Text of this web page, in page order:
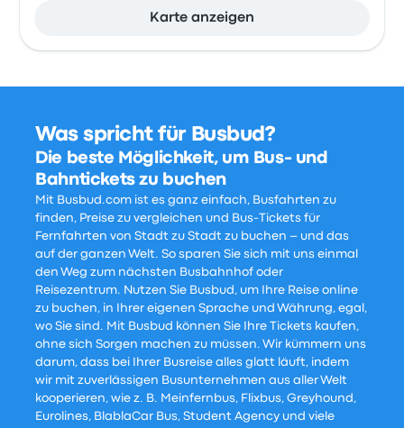
Karte anzeigen
Was spricht für Busbud?
Die beste Möglichkeit, um Bus- und
Bahntickets zu buchen
Mit Busbud.com ist es ganz einfach, Busfahrten zu
finden, Preise zu vergleichen und Bus-Tickets für
Fernfahrten von Stadt zu Stadt zu buchen – und das
auf der ganzen Welt. So sparen Sie sich mit uns einmal
den Weg zum nächsten Busbahnhof oder
Reisezentrum. Nutzen Sie Busbud, um Ihre Reise online
zu buchen, in Ihrer eigenen Sprache und Währung, egal,
wo Sie sind. Mit Busbud können Sie Ihre Tickets kaufen,
ohne sich Sorgen machen zu müssen. Wir kümmern uns
darum, dass bei Ihrer Busreise alles glatt läuft, indem
wir mit zuverlässigen Busunternehmen aus aller Welt
kooperieren, wie z. B. Meinfernbus, Flixbus, Greyhound,
Eurolines, BlablaCar Bus, Student Agency und viele